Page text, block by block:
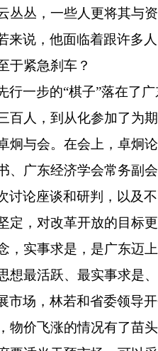
丛丛，一些人更将其与
来说，他面临着跟许多
于紧急刹车？
行一步的“棋子”落在了
百人，到从化参加了为
炯与会。在会上，卓炯
、广东经济学会常务副
讨论座谈和研判，以及
定，对改革开放的目标
，实事求是，是广东迈
想最活跃、最实事求是
市场，林若和省委领导
物价飞涨的情况有了苗